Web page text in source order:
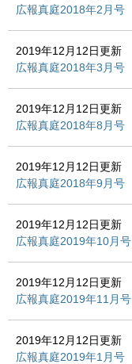
広報真庭2018年2月号
2019年12月12日更新
広報真庭2018年3月号
2019年12月12日更新
広報真庭2018年8月号
2019年12月12日更新
広報真庭2018年9月号
2019年12月12日更新
広報真庭2019年10月号
2019年12月12日更新
広報真庭2019年11月号
2019年12月12日更新
広報真庭2019年1月号